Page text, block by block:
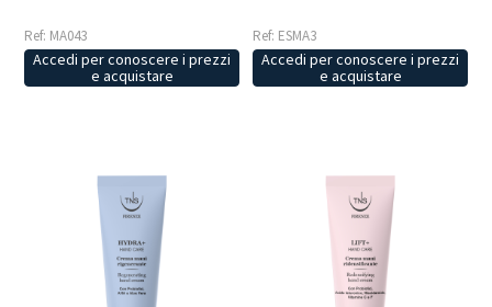
Ref: MA043
Accedi per conoscere i prezzi
e acquistare
Ref: ESMA3
Accedi per conoscere i prezzi
e acquistare